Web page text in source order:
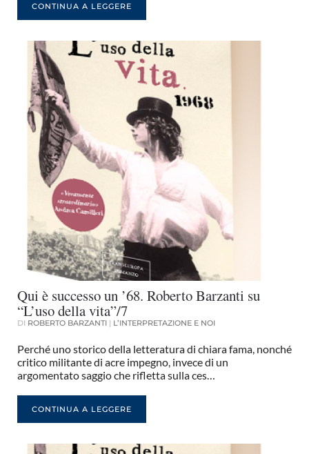
CONTINUA A LEGGERE
Qui è successo un ’68. Roberto Barzanti su
“L’uso della vita”/7
DI ROBERTO BARZANTI | L’INTERPRETAZIONE E NOI
Perché uno storico della letteratura di chiara fama, nonché
critico militante di acre impegno, invece di un
argomentato saggio che rifletta sulla ces…
CONTINUA A LEGGERE